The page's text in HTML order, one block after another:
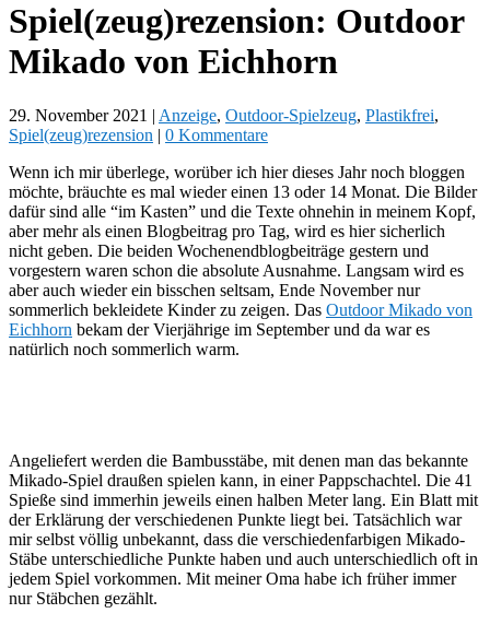
Spiel(zeug)rezension: Outdoor
Mikado von Eichhorn
29. November 2021 | Anzeige, Outdoor-Spielzeug, Plastikfrei,
Spiel(zeug)rezension | 0 Kommentare
Wenn ich mir überlege, worüber ich hier dieses Jahr noch bloggen
möchte, bräuchte es mal wieder einen 13 oder 14 Monat. Die Bilder
dafür sind alle “im Kasten” und die Texte ohnehin in meinem Kopf,
aber mehr als einen Blogbeitrag pro Tag, wird es hier sicherlich
nicht geben. Die beiden Wochenendblogbeiträge gestern und
vorgestern waren schon die absolute Ausnahme. Langsam wird es
aber auch wieder ein bisschen seltsam, Ende November nur
sommerlich bekleidete Kinder zu zeigen. Das Outdoor Mikado von
Eichhorn bekam der Vierjährige im September und da war es
natürlich noch sommerlich warm.
Angeliefert werden die Bambusstäbe, mit denen man das bekannte
Mikado-Spiel draußen spielen kann, in einer Pappschachtel. Die 41
Spieße sind immerhin jeweils einen halben Meter lang. Ein Blatt mit
der Erklärung der verschiedenen Punkte liegt bei. Tatsächlich war
mir selbst völlig unbekannt, dass die verschiedenfarbigen Mikado-
Stäbe unterschiedliche Punkte haben und auch unterschiedlich oft in
jedem Spiel vorkommen. Mit meiner Oma habe ich früher immer
nur Stäbchen gezählt.